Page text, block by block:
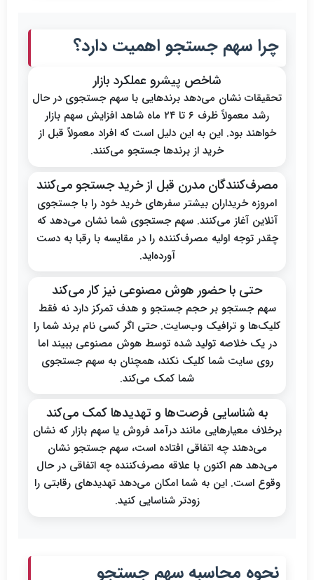
چرا سهم جستجو اهمیت دارد؟
شاخص پیشرو عملکرد بازار
تحقیقات نشان می‌دهد برندهایی با سهم جستجوی در حال
رشد معمولاً ظرف ۶ تا ۲۴ ماه شاهد افزایش سهم بازار
خواهند بود. این به این دلیل است که افراد معمولاً قبل از
خرید از برندها جستجو می‌کنند.
مصرف‌کنندگان مدرن قبل از خرید جستجو می‌کنند
امروزه خریداران بیشتر سفرهای خرید خود را با جستجوی
آنلاین آغاز می‌کنند. سهم جستجوی شما نشان می‌دهد که
چقدر توجه اولیه مصرف‌کننده را در مقایسه با رقبا به دست
آورده‌اید.
حتی با حضور هوش مصنوعی نیز کار می‌کند
سهم جستجو بر حجم جستجو و هدف تمرکز دارد نه فقط
کلیک‌ها و ترافیک وب‌سایت. حتی اگر کسی نام برند شما را
در یک خلاصه تولید شده توسط هوش مصنوعی ببیند اما
روی سایت شما کلیک نکند، همچنان به سهم جستجوی
شما کمک می‌کند.
به شناسایی فرصت‌ها و تهدیدها کمک می‌کند
برخلاف معیارهایی مانند درآمد فروش یا سهم بازار که نشان
می‌دهند چه اتفاقی افتاده است، سهم جستجو نشان
می‌دهد هم اکنون با علاقه مصرف‌کننده چه اتفاقی در حال
وقوع است. این به شما امکان می‌دهد تهدیدهای رقابتی را
زودتر شناسایی کنید.
نحوه محاسبه سهم جستجو